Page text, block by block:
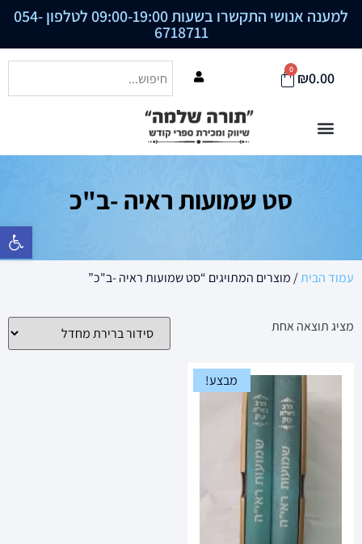
פתח סרגל
למענה אנושי התקשרו בשעות 09:00-19:00 לטלפון 054-
6718711
₪0.00
0
סט שמועות ראיה -ב"כ
עמוד הבית/ מוצרים המתויגים “סט שמועות ראיה -ב"כ”
מציג תוצאה אחת
מבצע!